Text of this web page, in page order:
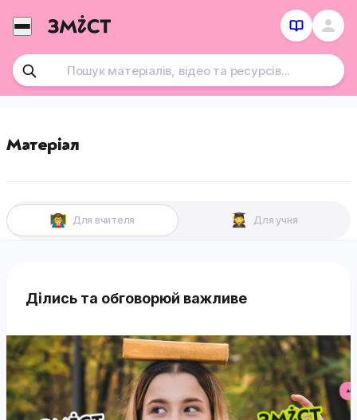
Перейти
до
Матеріал
Для вчителя Для учня
Ділись та обговорюй важливе